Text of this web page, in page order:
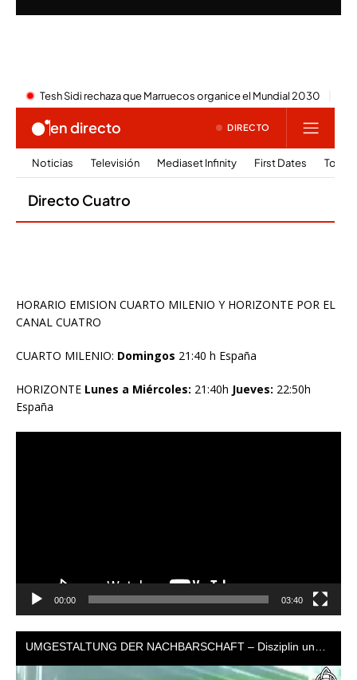
HORARIO EMISION CUARTO MILENIO Y HORIZONTE POR EL
CANAL CUATRO
CUARTO MILENIO: Domingos 21:40 h España
HORIZONTE Lunes a Miércoles: 21:40h Jueves: 22:50h
España
00:00 03:40